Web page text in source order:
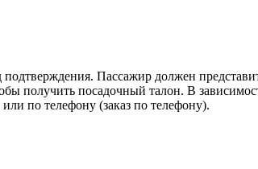
Пассажир должен
получить посадочный талон. В
по телефону (заказ по телефону).